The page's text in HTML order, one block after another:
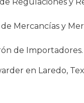
Mercancías y
de
en Laredo,